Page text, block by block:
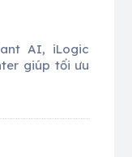
AI, iLogic
giúp tối ưu